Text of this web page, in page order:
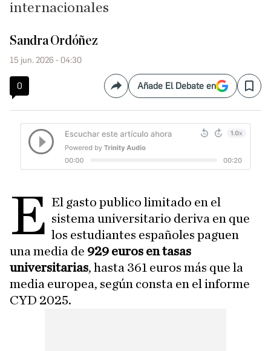
internacionales
Sandra Ordóñez
15 jun. 2026 - 04:30
0 CompartirAñade El Debate en Save
E El gasto publico limitado en el
sistema universitario deriva en que
los estudiantes españoles paguen
una media de 929 euros en tasas
universitarias, hasta 361 euros más que la
media europea, según consta en el informe
CYD 2025.